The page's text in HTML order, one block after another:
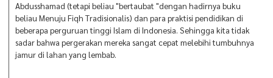
Abdusshamad (tetapi beliau "bertaubat "dengan hadirnya buku
beliau Menuju Fiqh Tradisionalis) dan para praktisi pendidikan di
beberapa perguruan tinggi Islam di Indonesia. Sehingga kita tidak
sadar bahwa pergerakan mereka sangat cepat melebihi tumbuhnya
jamur di lahan yang lembab.